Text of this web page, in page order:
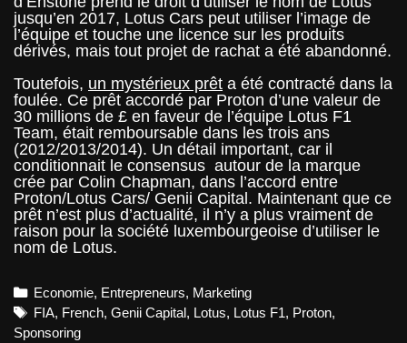
jusqu’en 2017, Lotus Cars peut utiliser l’image de
l’équipe et touche une licence sur les produits
dérivés, mais tout projet de rachat a été abandonné.
Toutefois, un mystérieux prêt a été contracté dans la
foulée. Ce prêt accordé par Proton d’une valeur de
30 millions de £ en faveur de l’équipe Lotus F1
Team, était remboursable dans les trois ans
(2012/2013/2014). Un détail important, car il
conditionnait le consensus autour de la marque
crée par Colin Chapman, dans l’accord entre
Proton/Lotus Cars/ Genii Capital. Maintenant que ce
prêt n’est plus d’actualité, il n’y a plus vraiment de
raison pour la société luxembourgeoise d’utiliser le
nom de Lotus.
Categories
Economie, Entrepreneurs, Marketing
Tags
FIA, French,Genii Capital, Lotus, Lotus F1, Proton,
Sponsoring